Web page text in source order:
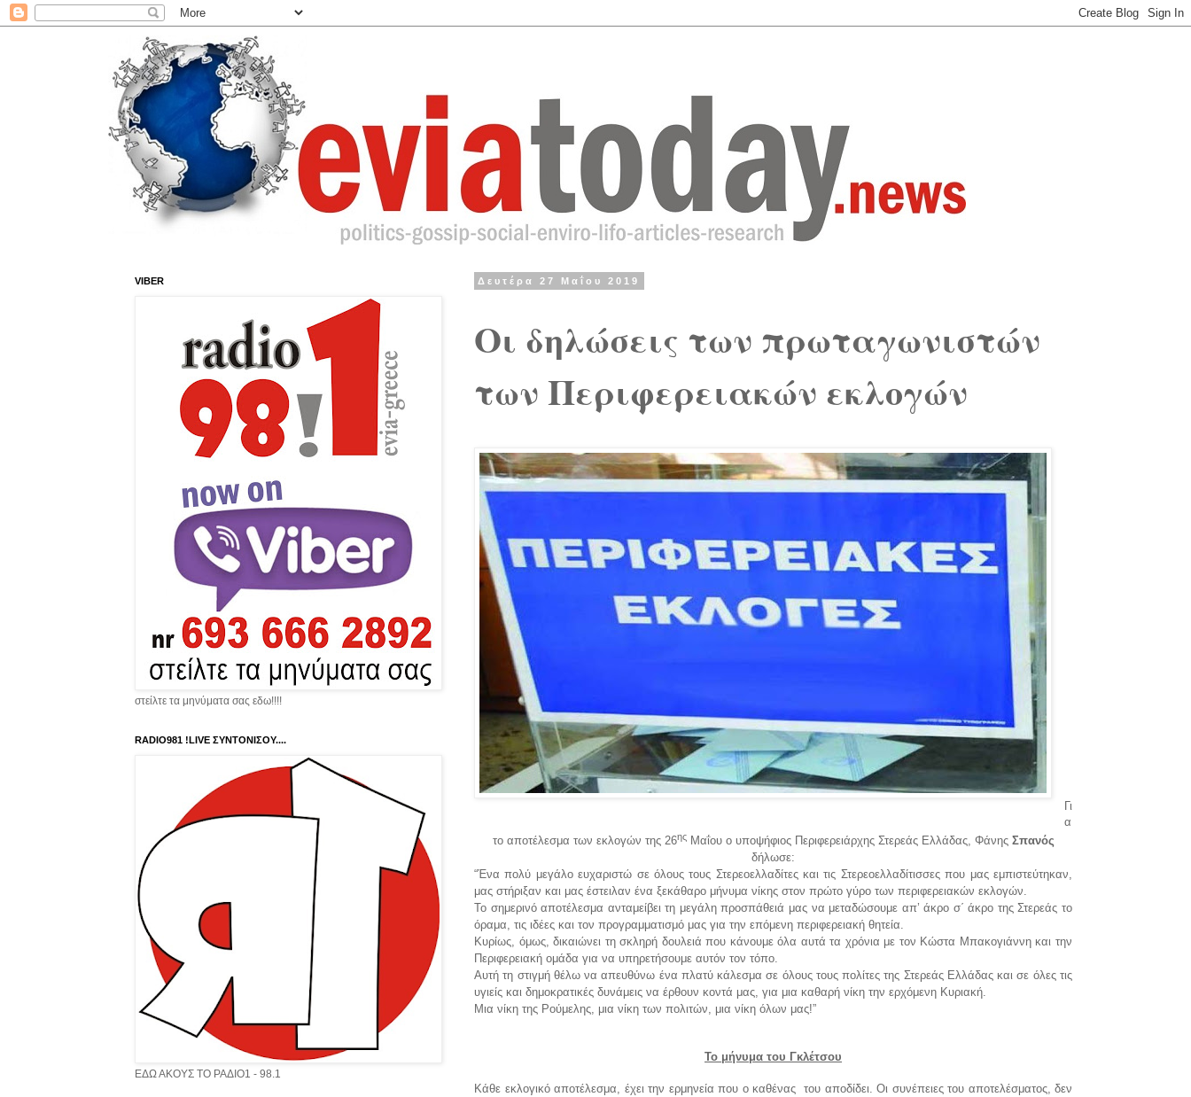
Δευτέρα 27 Μαΐου 2019
Oι δηλώσεις των πρωταγωνιστών
των Περιφερειακών εκλογών
Γι
α
το αποτέλεσμα των εκλογών της 26ηςΜαΐου ο υποψήφιος Περιφερειάρχης Στερεάς Ελλάδας, Φάνης Σπανός
δήλωσε:
“Ένα πολύ μεγάλο ευχαριστώ σε όλους τους Στερεοελλαδίτες και τις Στερεοελλαδίτισσες που μας εμπιστεύτηκαν,
μας στήριξαν και μας έστειλαν ένα ξεκάθαρο μήνυμα νίκης στον πρώτο γύρο των περιφερειακών εκλογών.
Το σημερινό αποτέλεσμα ανταμείβει τη μεγάλη προσπάθειά μας να μεταδώσουμε απ’ άκρο σ΄ άκρο της Στερεάς το
όραμα, τις ιδέες και τον προγραμματισμό μας για την επόμενη περιφερειακή θητεία.
Κυρίως, όμως, δικαιώνει τη σκληρή δουλειά που κάνουμε όλα αυτά τα χρόνια με τον Κώστα Μπακογιάννη και την
Περιφερειακή ομάδα για να υπηρετήσουμε αυτόν τον τόπο.
Αυτή τη στιγμή θέλω να απευθύνω ένα πλατύ κάλεσμα σε όλους τους πολίτες της Στερεάς Ελλάδας και σε όλες τις
υγιείς και δημοκρατικές δυνάμεις να έρθουν κοντά μας, για μια καθαρή νίκη την ερχόμενη Κυριακή.
Μια νίκη της Ρούμελης, μια νίκη των πολιτών, μια νίκη όλων μας!”
Το μήνυμα του Γκλέτσου
Κάθε εκλογικό αποτέλεσμα, έχει την ερμηνεία που ο καθένας του αποδίδει. Οι συνέπειες του αποτελέσματος, δεν
VIBER
στείλτε τα μηνύματα σας εδω!!!!
RADIO981 !LIVE ΣΥΝΤΟΝΙΣΟΥ....
ΕΔΩ ΑΚΟΥΣ ΤΟ ΡΑΔΙΟ1 - 98.1